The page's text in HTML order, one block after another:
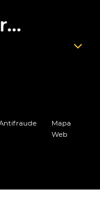
Mapa
Web